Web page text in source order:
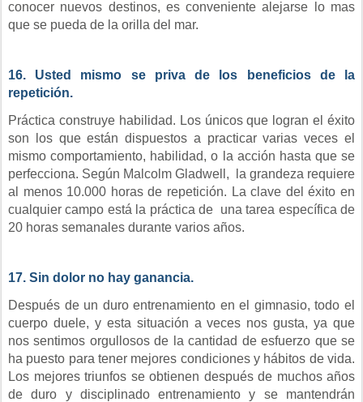
conocer nuevos destinos, es conveniente alejarse lo mas
que se pueda de la orilla del mar.
16. Usted mismo se priva de los beneficios de la
repetición.
Práctica construye habilidad. Los únicos que logran el éxito
son los que están dispuestos a practicar varias veces el
mismo comportamiento, habilidad, o la acción hasta que se
perfecciona. Según Malcolm Gladwell,
la grandeza requiere
al menos 10.000 horas de repetición. La clave del éxito en
cualquier campo está la práctica de una tarea específica de
20 horas semanales durante varios años.
17. Sin dolor no hay ganancia.
Después de un duro entrenamiento en el gimnasio, todo el
cuerpo duele, y esta situación a veces nos gusta, ya que
nos sentimos orgullosos de la cantidad de esfuerzo que se
ha puesto para tener mejores condiciones y hábitos de vida.
Los mejores triunfos se obtienen después de muchos años
de duro y disciplinado entrenamiento y se mantendrán